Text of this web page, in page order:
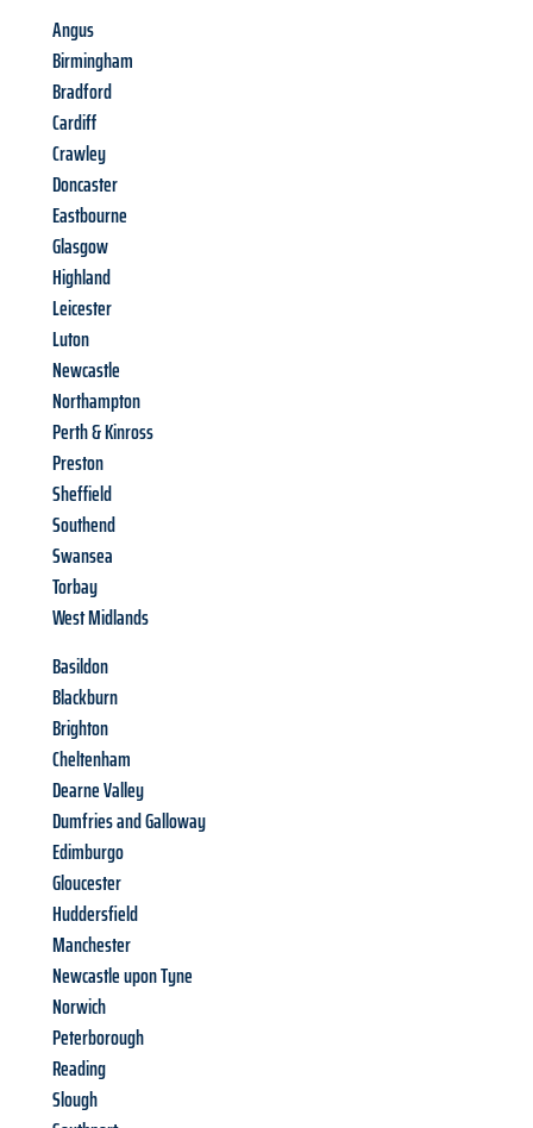
Angus
Birmingham
Bradford
Cardiff
Crawley
Doncaster
Eastbourne
Glasgow
Highland
Leicester
Luton
Newcastle
Northampton
Perth & Kinross
Preston
Sheffield
Southend
Swansea
Torbay
West Midlands
Basildon
Blackburn
Brighton
Cheltenham
Dearne Valley
Dumfries and Galloway
Edimburgo
Gloucester
Huddersfield
Manchester
Newcastle upon Tyne
Norwich
Peterborough
Reading
Slough